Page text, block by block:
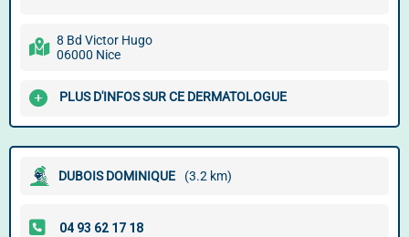
8 Bd Victor Hugo
06000 Nice
PLUS D'INFOS SUR CE DERMATOLOGUE
DUBOIS DOMINIQUE (3.2 km)